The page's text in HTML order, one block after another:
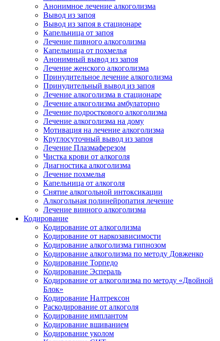
Анонимное лечение алкоголизма
Вывод из запоя
Вывод из запоя в стационаре
Капельница от запоя
Лечение пивного алкоголизма
Капельница от похмелья
Анонимный вывод из запоя
Лечение женского алкоголизма
Принудительное лечение алкоголизма
Принудительный вывод из запоя
Лечение алкоголизма в стационаре
Лечение алкоголизма амбулаторно
Лечение подросткового алкоголизма
Лечение алкоголизма на дому
Мотивация на лечение алкоголизма
Круглосуточный вывод из запоя
Лечение Плазмаферезом
Чистка крови от алкоголя
Диагностика алкоголизма
Лечение похмелья
Капельница от алкоголя
Снятие алкогольной интоксикации
Алкогольная полинейропатия лечение
Лечение винного алкоголизма
Кодирование
Кодирование от алкоголизма
Кодирование от наркозависимости
Кодирование алкоголизма гипнозом
Кодирование алкоголизма по методу Довженко
Кодирование Торпедо
Кодирование Эспераль
Кодирование от алкоголизма по методу «Двойной
Блок»
Кодирование Налтрексон
Раскодирование от алкоголя
Кодирование имплантом
Кодирование вшиванием
Кодирование уколом